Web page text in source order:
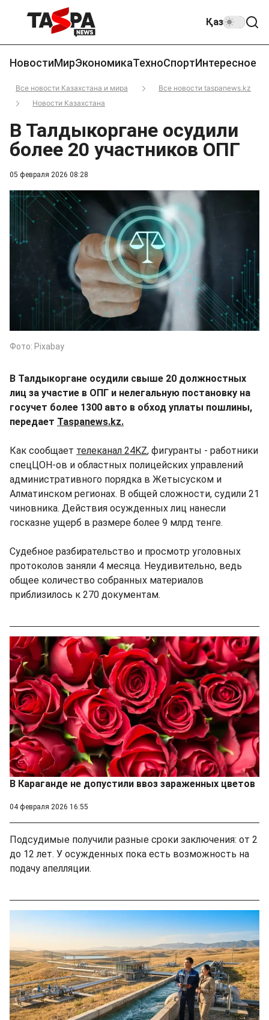
Қаз
НовостиМирЭкономикаТехноСпортИнтересное
Все новости Казахстана и мира
Все новости taspanews.kz
Новости Казахстана
05 февраля 2026 08:28
В Талдыкоргане осудили
более 20 участников ОПГ
Фото: Pixabay
В Талдыкоргане осудили свыше 20 должностных
лиц за участие в ОПГ и нелегальную постановку на
госучет более 1300 авто в обход уплаты пошлины,
передает Taspanews.kz.
Как сообщает телеканал 24KZ, фигуранты - работники
спецЦОН-ов и областных полицейских управлений
административного порядка в Жетысуском и
Алматинском регионах. В общей сложности, судили 21
чиновника. Действия осужденных лиц нанесли
госказне ущерб в размере более 9 млрд тенге.
Судебное разбирательство и просмотр уголовных
протоколов заняли 4 месяца. Неудивительно, ведь
общее количество собранных материалов
приблизилось к 270 документам.
В Караганде не допустили ввоз зараженных цветов
04 февраля 2026 16:55
Подсудимые получили разные сроки заключения: от 2
до 12 лет. У осужденных пока есть возможность на
подачу апелляции.